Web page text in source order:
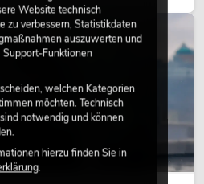
LED-Setups emotionaler
Website technisch
zu verbessern, Statistikdaten
auszuwerten und
Funktionen
welchen Kategorien
möchten. Technisch
notwendig und können
hierzu finden Sie in
.